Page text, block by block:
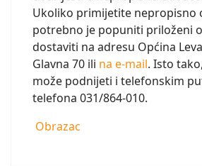
Ukoliko primijetite nepropisno
potrebno je popuniti priloženi
dostaviti na adresu Općina
Glavna 70 ili na e-mail. Isto
može podnijeti i telefonskim
telefona 031/864-010.
Obrazac